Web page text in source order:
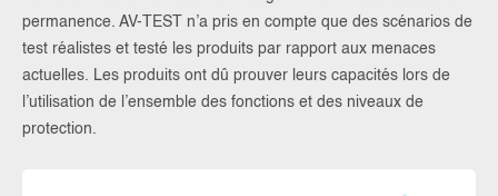
permanence. AV-TEST n’a pris en compte que des scénarios de
test réalistes et testé les produits par rapport aux menaces
actuelles. Les produits ont dû prouver leurs capacités lors de
l’utilisation de l’ensemble des fonctions et des niveaux de
protection.